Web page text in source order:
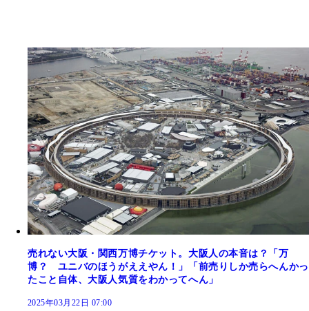
売れない大阪・関西万博チケット。大阪人の本音は？「万
博？ ユニバのほうがええやん！」「前売りしか売らへんかっ
たこと自体、大阪人気質をわかってへん」
2025年03月22日 07:00